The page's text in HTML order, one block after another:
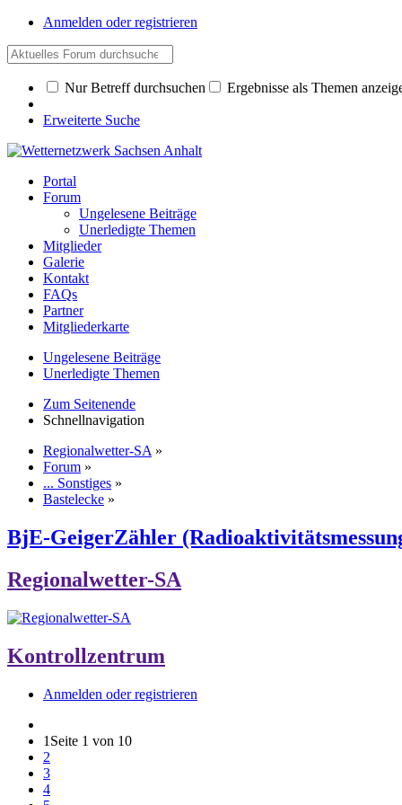
Anmelden oder registrieren
Nur Betreff durchsuchen Ergebnisse als Themen
Erweiterte Suche
Portal
Forum
Ungelesene Beiträge
Unerledigte Themen
Mitglieder
Galerie
Kontakt
FAQs
Partner
Mitgliederkarte
Ungelesene Beiträge
Unerledigte Themen
Zum Seitenende
Schnellnavigation
Regionalwetter-SA »
Forum »
... Sonstiges »
Bastelecke »
BjE-GeigerZähler
Regionalwetter-SA
Kontrollzentrum
Anmelden oder registrieren
1 Seite 1 von 10
2
3
4